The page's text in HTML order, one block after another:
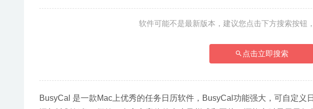
软件可能不是最新版本，建议您点击下方搜索按钮
点击立即搜索
BusyCal 是一款Mac上优秀的任务日历软件，BusyCal功能强大，可自定义